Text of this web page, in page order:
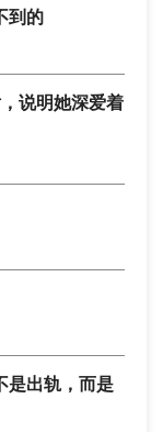
到的
说明她深爱着
是出轨，而是